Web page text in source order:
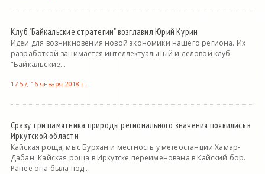
Клуб "Байкальские стратегии" возглавил Юрий Курин
Идеи для возникновения новой экономики нашего региона. Их
разработкой занимается интеллектуальный и деловой клуб
"Байкальские...
17:57, 16 января 2018 г.
Сразу три памятника природы регионального значения появились в
Иркутской области
Кайская роща, мыс Бурхан и местность у метеостанции Хамар-
Дабан. Кайская роща в Иркутске переименована в Кайский бор.
Ранее она была под...